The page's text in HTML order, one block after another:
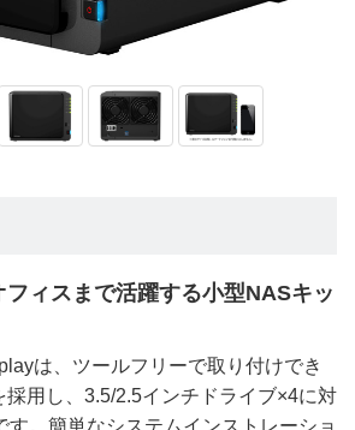
ィスまで活躍する小型NASキッ
は、ツールフリーで取り付けでき
採用し、3.5/2.5インチドライブ×4に対